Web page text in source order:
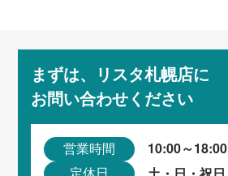
まずは、リスタ札幌店に
お問い合わせください
営業時間 10:00～18:00